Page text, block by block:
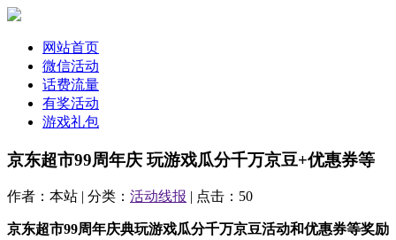
网站首页
微信活动
话费流量
有奖活动
游戏礼包
京东超市99周年庆 玩游戏瓜分千万京豆+优惠券等
作者：本站 | 分类： 活动线报 | 点击：50
京东超市99周年庆典玩游戏瓜分千万京豆活动和优惠券等奖励